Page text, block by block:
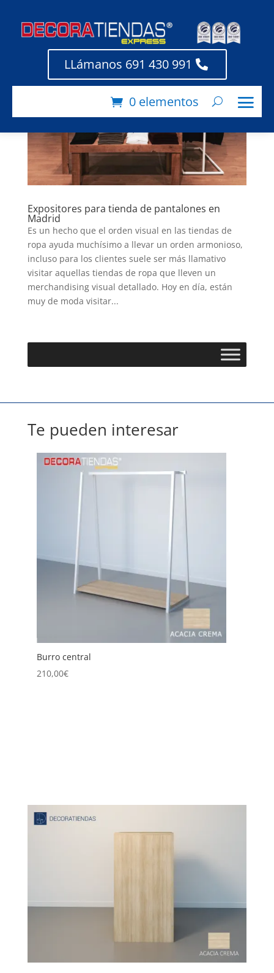
LLámanos 691 430 991
0 elementos
Expositores para tienda de pantalones en
Madrid
Es un hecho que el orden visual en las tiendas de
ropa ayuda muchísimo a llevar un orden armonioso,
incluso para los clientes suele ser más llamativo
visitar aquellas tiendas de ropa que lleven un
merchandising visual detallado. Hoy en día, están
muy de moda visitar...
Te pueden interesar